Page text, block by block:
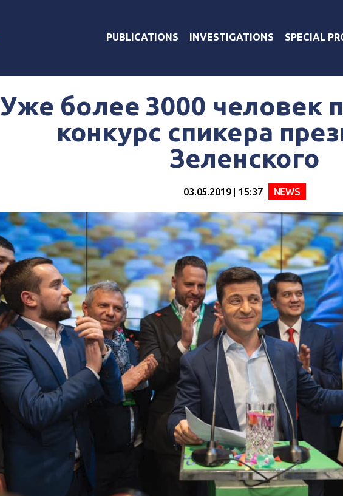
PUBLICATIONS INVESTIGATIONS SPECIAL
Уже более 3000 человек
конкурс спикера
Зеленского
03.05.2019 | 15:37 NEWS